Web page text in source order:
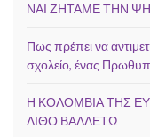
ΝΑΙ ΖΗΤΑΜΕ ΤΗΝ
Πως πρέπει να
σχολείο, ένας
Η ΚΟΛΟΜΒΙΑ ΤΗΣ
ΛΙΘΟ ΒΑΛΛΕΤΩ